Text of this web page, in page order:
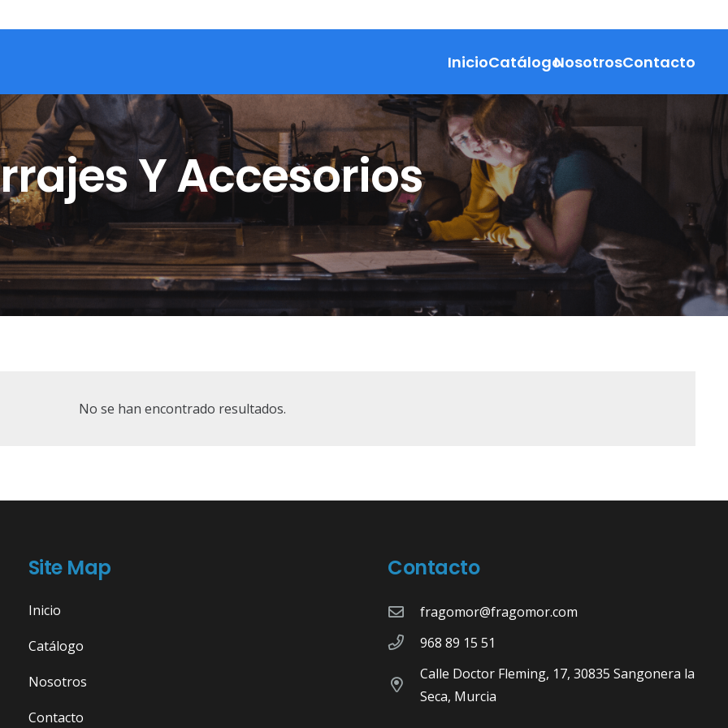
InicioCatálogoNosotrosContacto
Y Accesorios
No se han encontrado resultados.
Site Map
Inicio
Catálogo
Nosotros
Contacto
Contacto
fragomor@fragomor.com
968 89 15 51
Calle Doctor Fleming, 17, 30835 Sangonera la
Seca, Murcia